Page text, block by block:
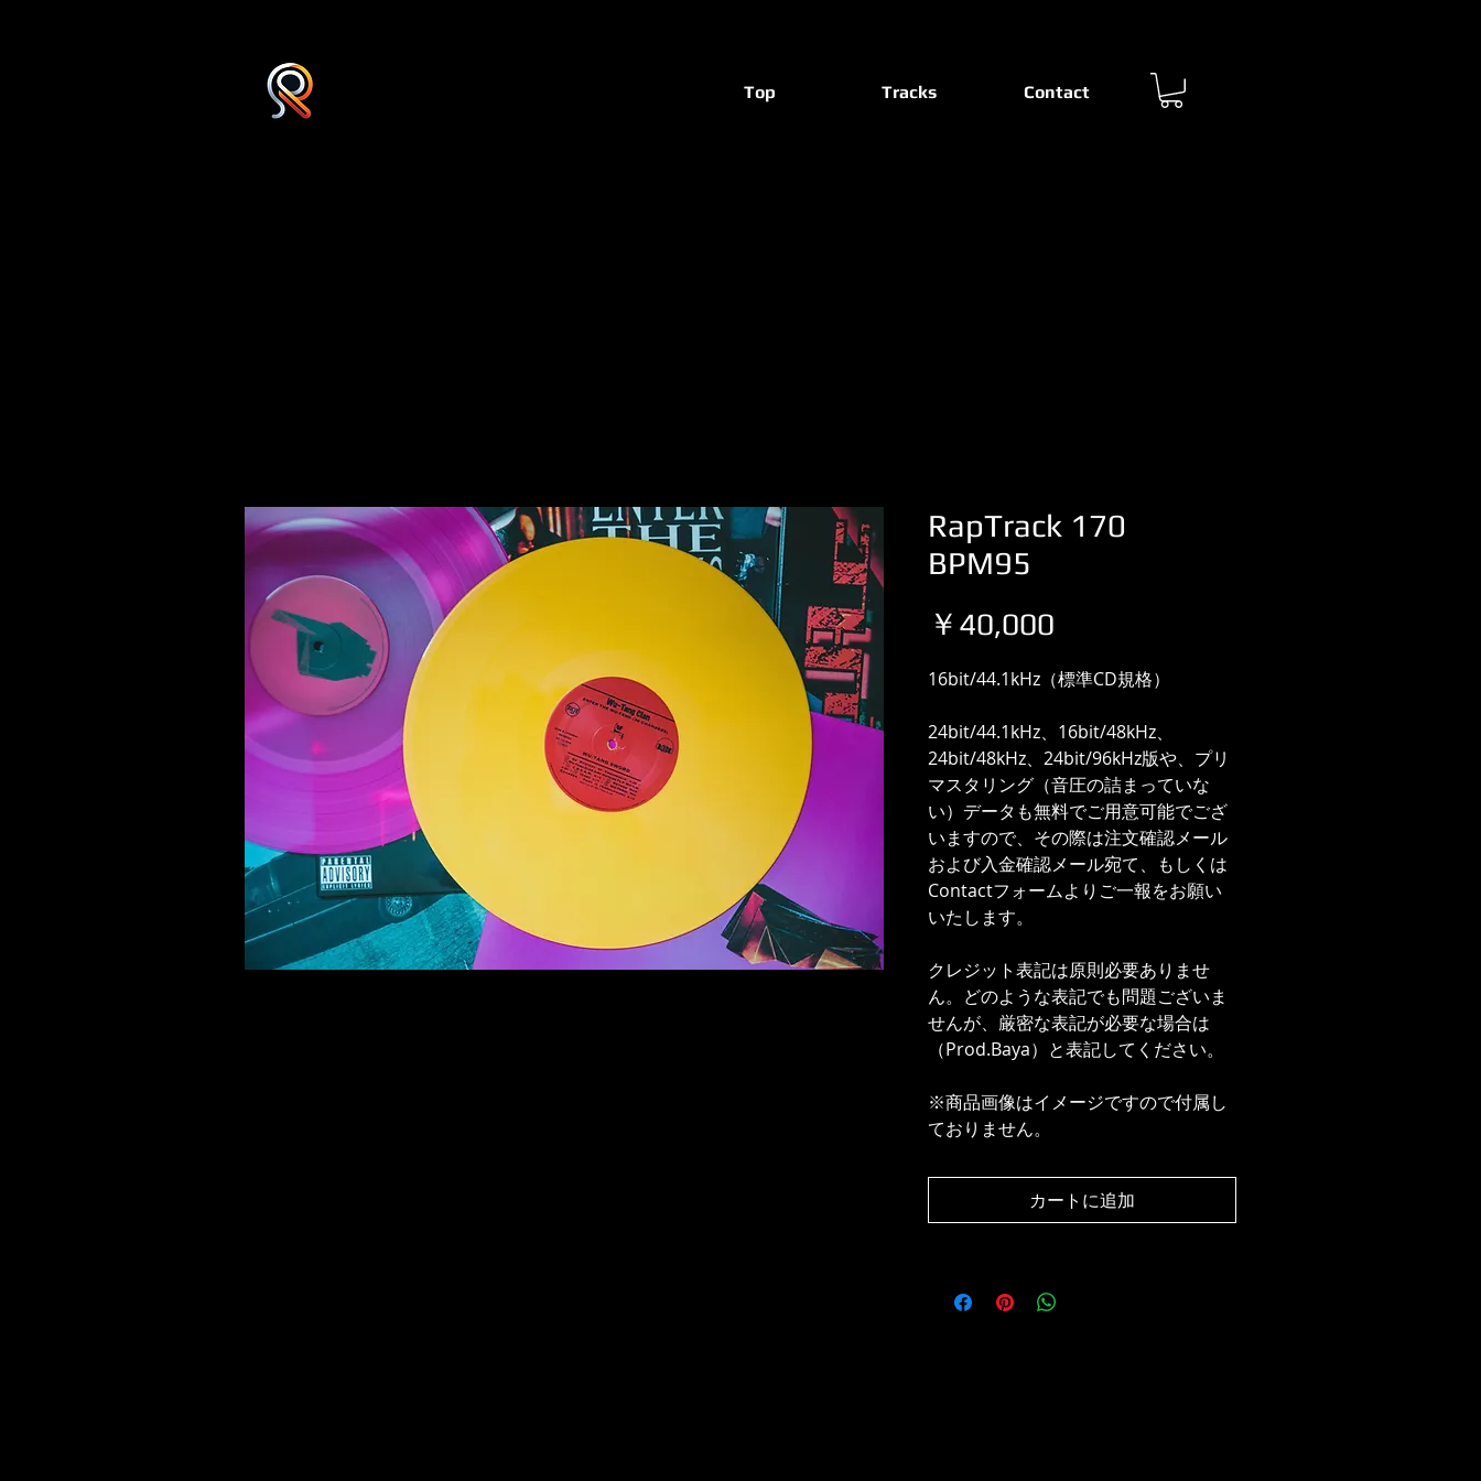
Top Tracks Contact
RapTrack 170
BPM95
￥40,000
16bit/44.1kHz（標準CD規格）
24bit/44.1kHz、16bit/48kHz、
24bit/48kHz、24bit/96kHz版や、プリ
マスタリング（音圧の詰まっていな
い）データも無料でご用意可能でござ
いますので、その際は注文確認メール
および入金確認メール宛て、もしくは
Contactフォームよりご一報をお願い
いたします。
クレジット表記は原則必要ありませ
ん。どのような表記でも問題ございま
せんが、厳密な表記が必要な場合は
（Prod.Baya）と表記してください。
※商品画像はイメージですので付属し
ておりません。
カートに追加